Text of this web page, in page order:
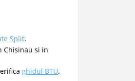
Split.
Chisinau si in
ghidul BTU.